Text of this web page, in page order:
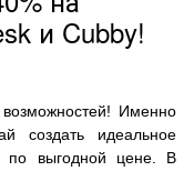
и Cubby!
Именно
создать идеальное
по выгодной цене. В